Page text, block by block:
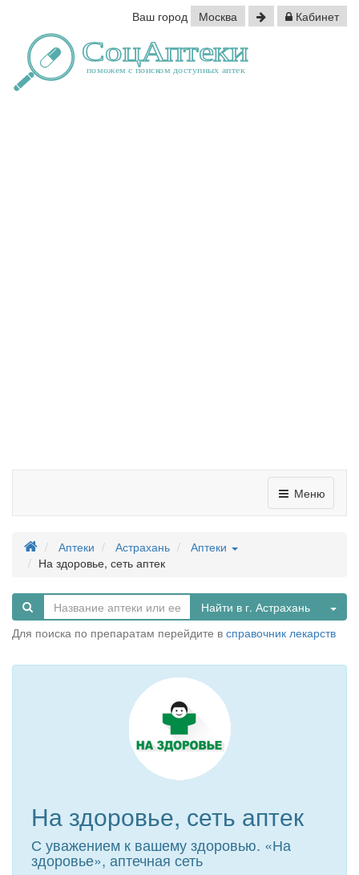
Ваш город Москва Кабинет
Меню
Аптеки Астрахань
Аптеки
На здоровье, сеть аптек
Найти в г. Астрахань
Для поиска по препаратам перейдите в справочник лекарств
На здоровье, сеть аптек
С уважением к вашему здоровью. «На
здоровье», аптечная сеть